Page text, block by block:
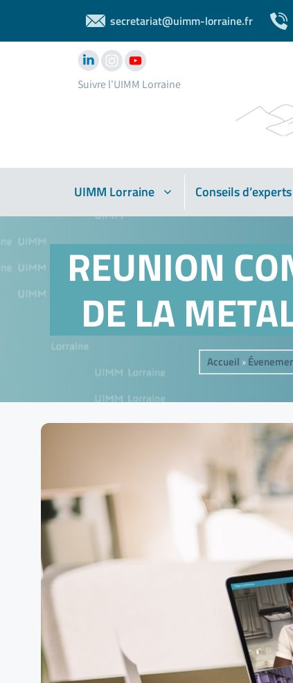
secretariat@uimm-lorraine.fr
Suivre l'UIMM Lorraine
UIMM Lorraine Conseils d’experts
REUNION
DE LA
Accueil »